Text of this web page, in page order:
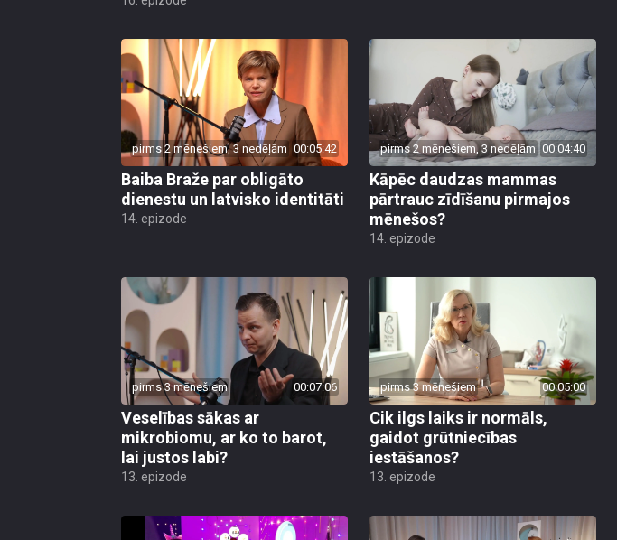
pirms 2 mēnešiem, 3 nedēļām 00:05:42
Baiba Braže par obligāto
dienestu un latvisko identitāti
14. epizode
pirms 2 mēnešiem, 3 nedēļām 00:04:40
Kāpēc daudzas mammas
pārtrauc zīdīšanu pirmajos
mēnešos?
14. epizode
pirms 3 mēnešiem 00:07:06
Veselības sākas ar
mikrobiomu, ar ko to barot,
lai justos labi?
13. epizode
pirms 3 mēnešiem 00:05:00
Cik ilgs laiks ir normāls,
gaidot grūtniecības
iestāšanos?
13. epizode